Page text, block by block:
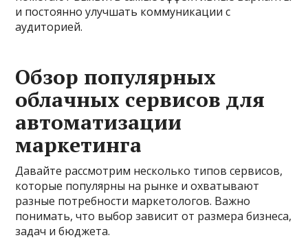
и постоянно улучшать коммуникации с
аудиторией.
Обзор популярных
облачных сервисов для
автоматизации
маркетинга
Давайте рассмотрим несколько типов сервисов,
которые популярны на рынке и охватывают
разные потребности маркетологов. Важно
понимать, что выбор зависит от размера бизнеса,
задач и бюджета.